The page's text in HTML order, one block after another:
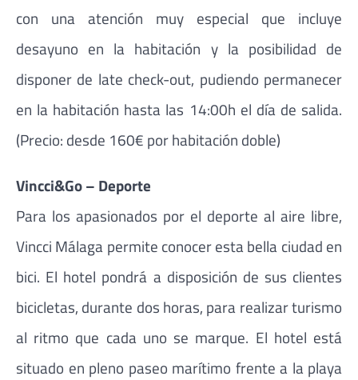
con una atención muy especial que incluye
desayuno en la habitación y la posibilidad de
disponer de late check-out, pudiendo permanecer
en la habitación hasta las 14:00h el día de salida.
(Precio: desde 160€ por habitación doble)
Vincci&Go – Deporte
Para los apasionados por el deporte al aire libre,
Vincci Málaga permite conocer esta bella ciudad en
bici. El hotel pondrá a disposición de sus clientes
bicicletas, durante dos horas, para realizar turismo
al ritmo que cada uno se marque. El hotel está
situado en pleno paseo marítimo frente a la playa